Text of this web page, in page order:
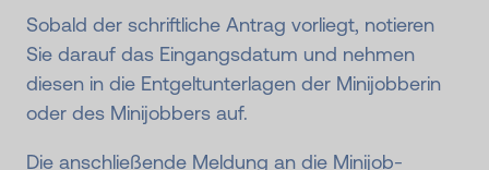
Sobald der schriftliche Antrag vorliegt, notieren
Sie darauf das Eingangsdatum und nehmen
diesen in die Entgeltunterlagen der Minijobberin
oder des Minijobbers auf.
Die anschließende Meldung an die Minijob-